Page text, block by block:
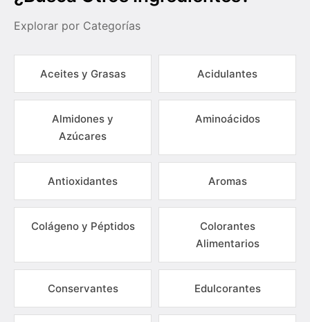
Explorar por Categorías
Aceites y Grasas Acidulantes
Almidones y
Azúcares
Aminoácidos
Antioxidantes Aromas
Colágeno y Péptidos
Colorantes
Alimentarios
Conservantes Edulcorantes